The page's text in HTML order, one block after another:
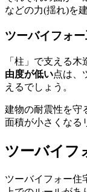
などの力(揺れ)を
ツーバイフォ
「柱」で支える木
由度が低い点は、
えるでしょう。
建物の耐震性を守
面積が小さくなる
ツーバイフ
ツーバイフォー住